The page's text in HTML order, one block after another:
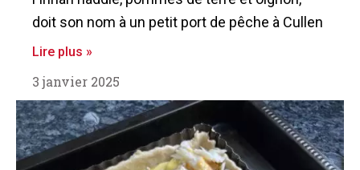
doit son nom à un petit port de pêche à Cullen
Lire plus »
3 janvier 2025